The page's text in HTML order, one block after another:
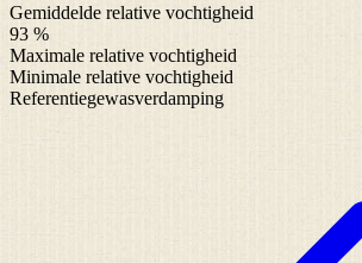
Gemiddelde relative vochtigheid
93 %
Maximale relative vochtigheid
Minimale relative vochtigheid
Referentiegewasverdamping